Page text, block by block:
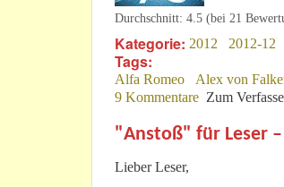
Durchschnitt: 4.5 (bei 21
Kategorie: 2012 2012-12
Tags:
Alfa Romeo Alex von
9 Kommentare Zum
"Anstoß" für Leser
Lieber Leser,